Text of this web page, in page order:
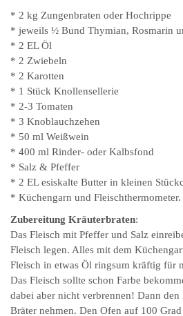
* 2 kg Zungenbraten oder Hochrippe
* jeweils ½ Bund Thymian, Rosmarin
* 2 EL Öl
* 2 Zwiebeln
* 2 Karotten
* 1 Stück Knollensellerie
* 2-3 Tomaten
* 3 Knoblauchzehen
* 50 ml Weißwein
* 400 ml Rinder- oder Kalbsfond
* Salz & Pfeffer
* 2 EL esiskalte Butter in kleinen
* Küchengarn und Fleischthermometer.
Zubereitung Kräuterbraten:
Das Fleisch mit Pfeffer und Salz
Fleisch legen. Alles mit dem
Fleisch in etwas Öl ringsum kräftig für
Das Fleisch sollte schon Farbe
dabei aber nicht verbrennen! Dann den
Bräter nehmen. Den Ofen auf 100